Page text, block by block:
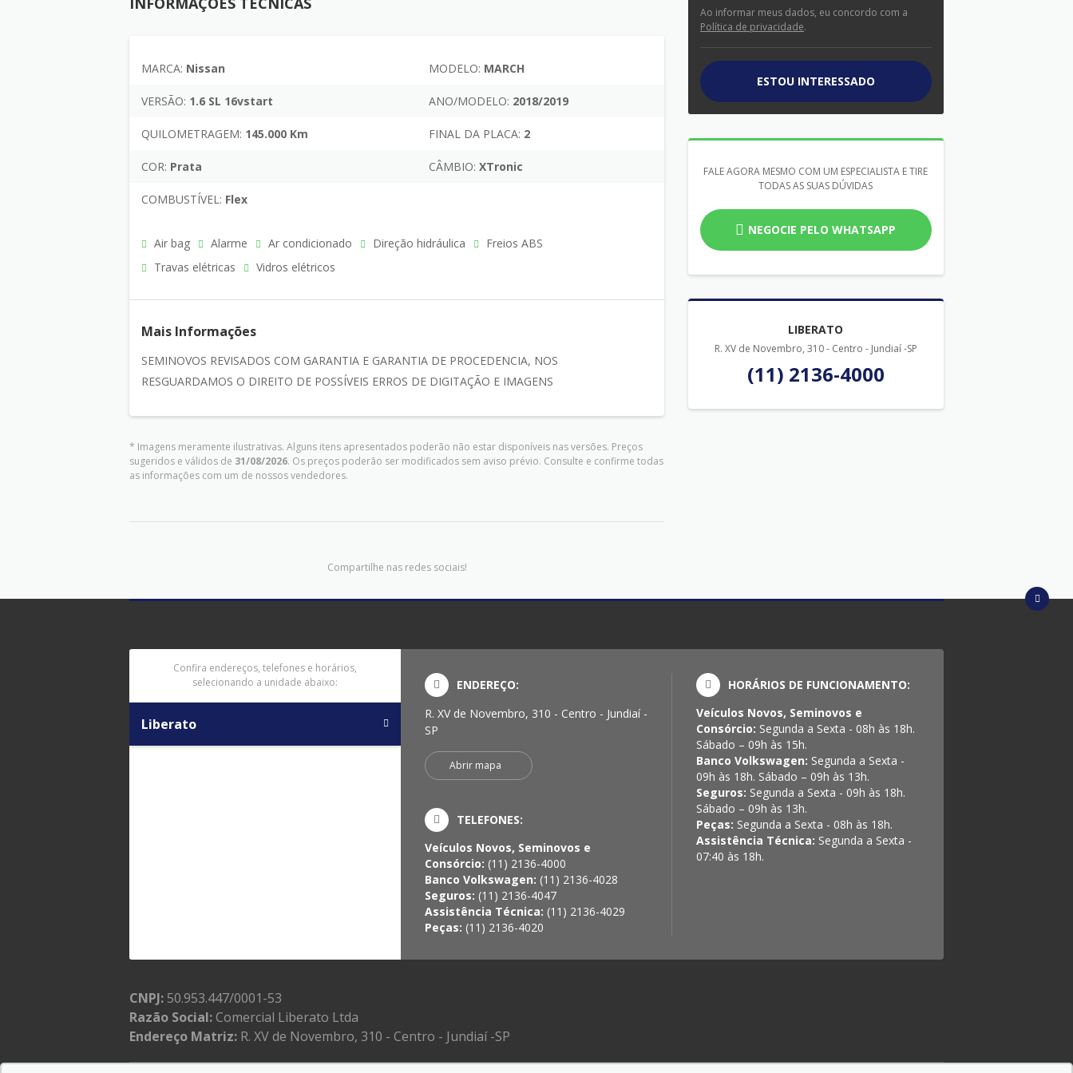
MARCA: Nissan MODELO: MARCH
VERSÃO: 1.6 SL 16vstart ANO/MODELO: 2018/2019
QUILOMETRAGEM: 145.000 Km FINAL DA PLACA: 2
COR: Prata CÂMBIO: XTronic
COMBUSTÍVEL: Flex
Air bag Alarme Ar condicionado Direção hidráulica
Freios ABS
Travas elétricas
Vidros elétricos
Mais Informações
SEMINOVOS REVISADOS COM GARANTIA E GARANTIA DE PROCEDENCIA, NOS
RESGUARDAMOS O DIREITO DE POSSÍVEIS ERROS DE DIGITAÇÃO E IMAGENS
* Imagens meramente ilustrativas. Alguns itens apresentados poderão não estar disponíveis nas versões. Preços
sugeridos e válidos de 31/08/2026. Os preços poderão ser modificados sem aviso prévio. Consulte e confirme todas
as informações com um de nossos vendedores.
Compartilhe nas redes sociais!
Ao informar meus dados, eu concordo com a
Política de privacidade.
ESTOU INTERESSADO
FALE AGORA MESMO COM UM ESPECIALISTA E TIRE
TODAS AS SUAS DÚVIDAS
NEGOCIE PELO WHATSAPP
LIBERATO
R. XV de Novembro, 310 - Centro - Jundiaí -SP
(11) 2136-4000
Confira endereços, telefones e horários,
selecionando a unidade abaixo:
Liberato
ENDEREÇO:
R. XV de Novembro, 310 - Centro - Jundiaí -
SP
Abrir mapa
TELEFONES:
Veículos Novos, Seminovos e
Consórcio: (11) 2136-4000
Banco Volkswagen: (11) 2136-4028
Seguros: (11) 2136-4047
Assistência Técnica: (11) 2136-4029
Peças: (11) 2136-4020
HORÁRIOS DE FUNCIONAMENTO:
Veículos Novos, Seminovos e
Consórcio: Segunda a Sexta - 08h às 18h.
Sábado – 09h às 15h.
Banco Volkswagen: Segunda a Sexta -
09h às 18h. Sábado – 09h às 13h.
Seguros: Segunda a Sexta - 09h às 18h.
Sábado – 09h às 13h.
Peças: Segunda a Sexta - 08h às 18h.
Assistência Técnica: Segunda a Sexta -
07:40 às 18h.
CNPJ: 50.953.447/0001-53
Razão Social: Comercial Liberato Ltda
Endereço Matriz: R. XV de Novembro, 310 - Centro - Jundiaí -SP